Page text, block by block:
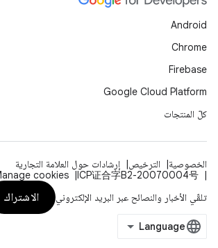
Android
Chrome
Firebase
Google Cloud Platform
كلّ المنتجات
الخصوصية الترخيص
إرشادات حول العلامة التجارية
ICP证合字B2-20070004号
cookies
تلقّي الأخبار والنصائح عبر البريد الإلكتروني
الاشتراك